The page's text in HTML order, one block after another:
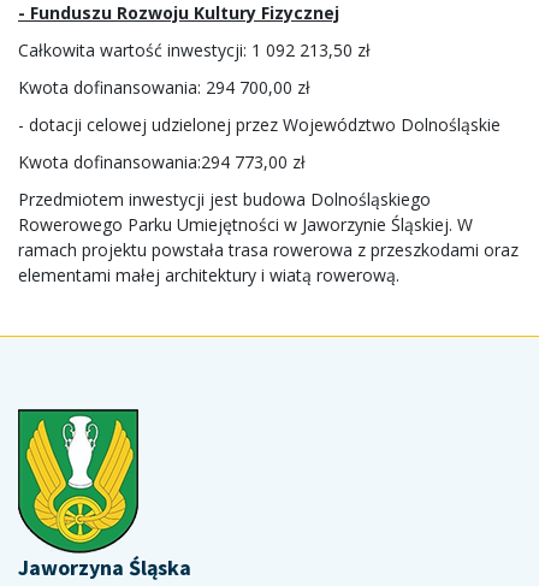
- Funduszu Rozwoju Kultury Fizycznej
Całkowita wartość inwestycji: 1 092 213,50 zł
Kwota dofinansowania: 294 700,00 zł
- dotacji celowej udzielonej przez Województwo Dolnośląskie
Kwota dofinansowania:294 773,00 zł
Przedmiotem inwestycji jest budowa Dolnośląskiego
Rowerowego Parku Umiejętności w Jaworzynie Śląskiej. W
ramach projektu powstała trasa rowerowa z przeszkodami oraz
elementami małej architektury i wiatą rowerową.
Jaworzyna Śląska